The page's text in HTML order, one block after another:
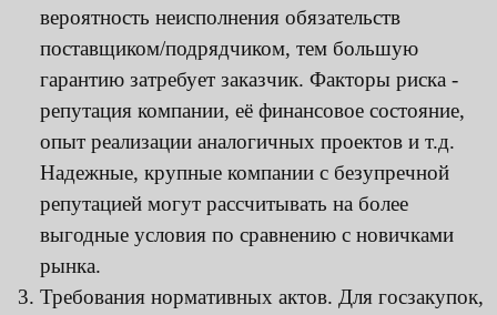
вероятность неисполнения обязательств
поставщиком/подрядчиком, тем большую
гарантию затребует заказчик. Факторы риска -
репутация компании, её финансовое состояние,
опыт реализации аналогичных проектов и т.д.
Надежные, крупные компании с безупречной
репутацией могут рассчитывать на более
выгодные условия по сравнению с новичками
рынка.
Требования нормативных актов. Для госзакупок,